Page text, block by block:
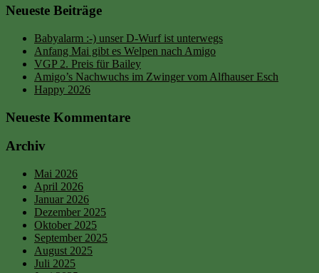
Neueste Beiträge
Babyalarm :-) unser D-Wurf ist unterwegs
Anfang Mai gibt es Welpen nach Amigo
VGP 2. Preis für Bailey
Amigo’s Nachwuchs im Zwinger vom Alfhauser Esch
Happy 2026
Neueste Kommentare
Archiv
Mai 2026
April 2026
Januar 2026
Dezember 2025
Oktober 2025
September 2025
August 2025
Juli 2025